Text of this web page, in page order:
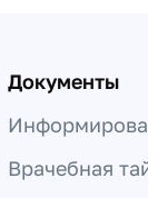
Документы
Врачебная